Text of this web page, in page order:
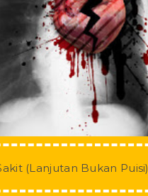
(Lanjutan Bukan Puisi)